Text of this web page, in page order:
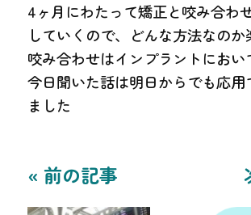
4ヶ月にわたって矯正と咬み合わ
していくので、どんな方法なのか
咬み合わせはインプラントにおい
今日聞いた話は明日からでも応用
ました
« 前の記事